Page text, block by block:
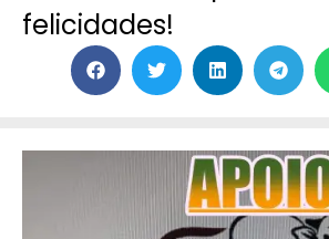
felicidades!